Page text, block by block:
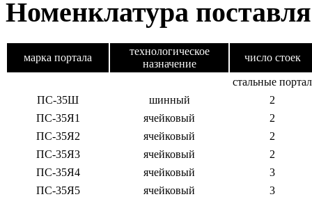
Номенклатура
марка портала
технологическое
назначение
число стоек
стальные
ПС-35Ш
шинный
2
ПС-35Я1
ячейковый
2
ПС-35Я2
ячейковый
2
ПС-35Я3
ячейковый
2
ПС-35Я4
ячейковый
3
ПС-35Я5
ячейковый 3